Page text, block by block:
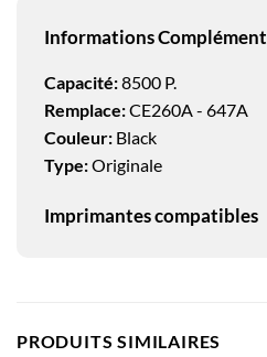
Informations
Capacité:8500 P.
Remplace:CE260A - 647A
Couleur: Black
Type:Originale
Imprimantes compatibles
PRODUITS SIMILAIRES